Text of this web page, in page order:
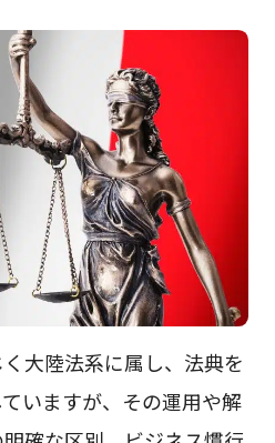
大陸法系に属し、法典を
いますが、その運用や解